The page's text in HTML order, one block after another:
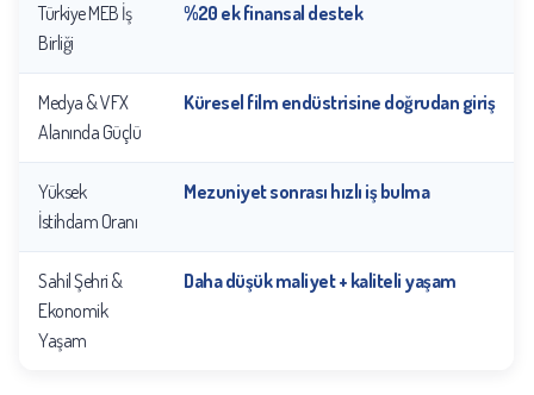
Türkiye MEB İş
Birliği
%20 ek finansal destek
Medya & VFX
Alanında Güçlü
Küresel film endüstrisine doğrudan giriş
Yüksek
İstihdam Oranı
Mezuniyet sonrası hızlı iş bulma
Sahil Şehri &
Ekonomik
Yaşam
Daha düşük maliyet + kaliteli yaşam